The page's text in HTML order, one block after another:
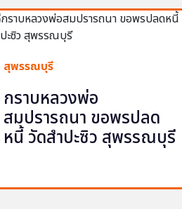
สุพรรณบุรี
กราบหลวงพ่อ
สมปรารถนา ขอพรปลด
หนี้ วัดสำปะซิว สุพรรณบุรี